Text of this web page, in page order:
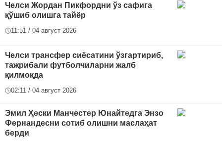
Челси Жордан Пикфордни ўз сафига
қўшиб олишга тайёр
11:51 / 04 август 2026
Челси трансфер сиёсатини ўзгартириб,
тажрибали футболчиларни жалб
қилмоқда
02:11 / 04 август 2026
Эмил Ҳески Манчестер Юнайтедга Энзо
Фернандесни сотиб олишни маслаҳат
берди